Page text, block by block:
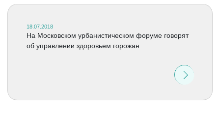
18.07.2018
На Московском урбанистическом форуме говорят
об управлении здоровьем горожан